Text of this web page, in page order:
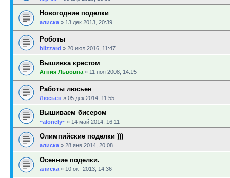
Новогодние поделки
алиска » 13 дек 2013, 20:39
Роботы
blizzard » 20 июл 2016, 11:47
Вышивка крестом
Агния Львовна » 11 ноя 2008, 14:15
Работы люсьен
Люсьен » 05 дек 2014, 11:55
Вышиваем бисером
~alonely~ » 14 май 2014, 16:11
Олимпийские поделки )))
алиска » 28 янв 2014, 20:08
Осенние поделки.
алиска » 10 окт 2013, 14:36